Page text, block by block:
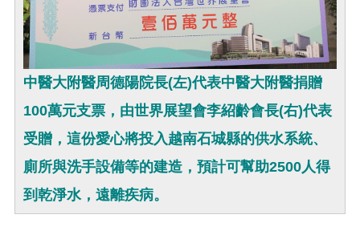
中醫大附醫周德陽院長(左)代表中醫大附醫捐贈
100萬元支票，由世界展望會李紹齡會長(右)代表
受贈，這份愛心將投入越南石城縣的供水系統、
廁所與洗手設備等的建造，預計可幫助2500人得
到乾淨水，遠離疾病。